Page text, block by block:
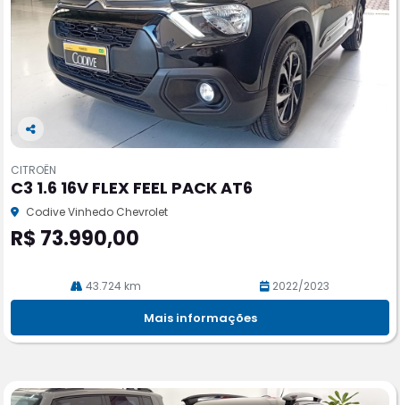
Co
pa
rtil
he
CITROËN
C3 1.6 16V FLEX FEEL PACK AT6
Codive Vinhedo Chevrolet
R$ 73.990,00
43.724 km 2022/2023
Mais informações